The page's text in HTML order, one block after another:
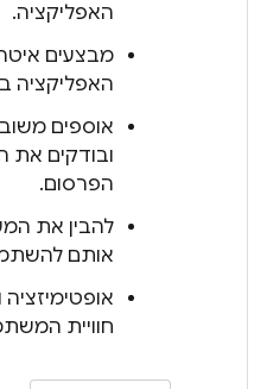
האפליקציה.
מבצעים
האפליקציה
אוספים
ובודקים את
הפרסום.
להבין את
אותם
חוויית